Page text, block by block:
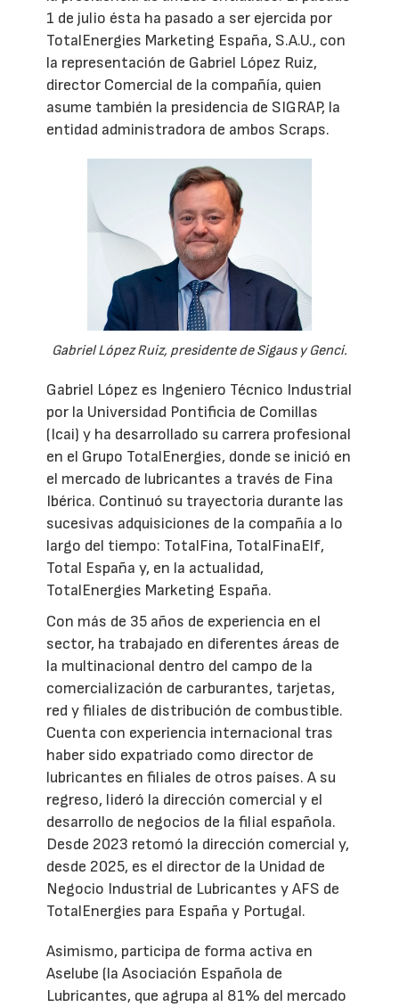
1 de julio ésta ha pasado a ser ejercida por
TotalEnergies Marketing España, S.A.U., con
la representación de Gabriel López Ruiz,
director Comercial de la compañía, quien
asume también la presidencia de SIGRAP, la
entidad administradora de ambos Scraps.
Gabriel López Ruiz, presidente de Sigaus y Genci.
Gabriel López es Ingeniero Técnico Industrial
por la Universidad Pontificia de Comillas
(Icai) y ha desarrollado su carrera profesional
en el Grupo TotalEnergies, donde se inició en
el mercado de lubricantes a través de Fina
Ibérica. Continuó su trayectoria durante las
sucesivas adquisiciones de la compañía a lo
largo del tiempo: TotalFina, TotalFinaElf,
Total España y, en la actualidad,
TotalEnergies Marketing España.
Con más de 35 años de experiencia en el
sector, ha trabajado en diferentes áreas de
la multinacional dentro del campo de la
comercialización de carburantes, tarjetas,
red y filiales de distribución de combustible.
Cuenta con experiencia internacional tras
haber sido expatriado como director de
lubricantes en filiales de otros países. A su
regreso, lideró la dirección comercial y el
desarrollo de negocios de la filial española.
Desde 2023 retomó la dirección comercial y,
desde 2025, es el director de la Unidad de
Negocio Industrial de Lubricantes y AFS de
TotalEnergies para España y Portugal.
Asimismo, participa de forma activa en
Aselube (la Asociación Española de
Lubricantes, que agrupa al 81% del mercado